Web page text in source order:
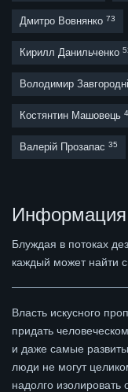
Дмитро Вовнянко 73
Кирилл Данильченко
Володимир
Костянтин Машовець
Валерій Прозапас 35
Информация
Блуждая в потоках
каждый может найти
Власть искусного
придать
и даже самые
люди не могут
надолго изолировать